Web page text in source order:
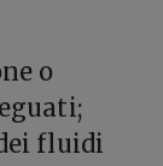
o
fluidi